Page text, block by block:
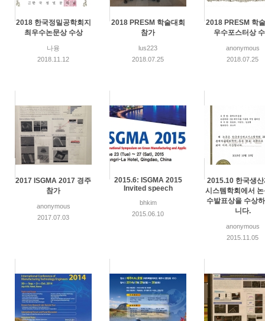
2018 한국정밀공학회지
최우수논문상 수상
나융
2018.11.12
2018 PRESM 학술대회
참가
lus223
2018.07.25
2018 PRESM 학
우수포스터상
anonymous
2018.07.25
2017 ISGMA 2017 경주
참가
anonymous
2017.07.03
2015.6: ISGMA 2015
Invited speech
bhkim
2015.06.10
2015.10 한국생
시스템학회에서
수발표상을 수상
니다.
anonymous
2015.11.05